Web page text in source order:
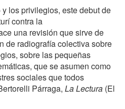
los privilegios, este debut de
contra la
una revisión que sirve de
de radiografía colectiva sobre
sobre las pequeñas
que se asumen como
sociales que todos
Párraga, La Lectura (El